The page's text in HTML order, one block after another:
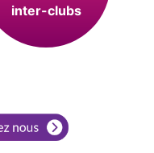
inter-clubs